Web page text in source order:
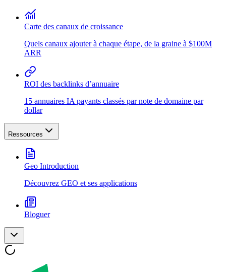
Carte des canaux de croissance
Quels canaux ajouter à chaque étape, de la graine à $100M
ARR
ROI des backlinks d’annuaire
15 annuaires IA payants classés par note de domaine par
dollar
Ressources
Geo Introduction
Découvrez GEO et ses applications
Bloguer